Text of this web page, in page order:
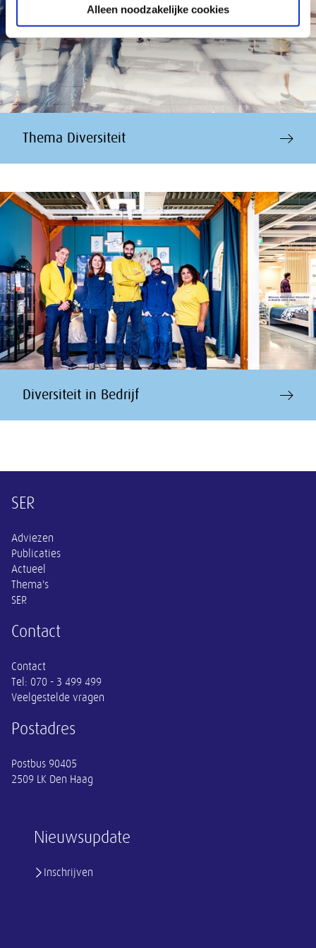
Alleen noodzakelijke cookies
Thema Diversiteit
Diversiteit in Bedrijf
Overige informatie
Nieuwsupdate
Inschrijven
SER
Adviezen
Publicaties
Actueel
Thema's
SER
Contact
Contact
Tel: 070 - 3 499 499
Veelgestelde vragen
Postadres
Postbus 90405
2509 LK Den Haag